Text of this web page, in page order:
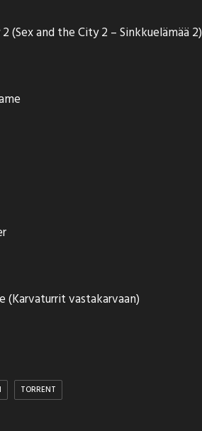
(Sex and the City 2 – Sinkkuelämää 2)
(Karvaturrit vastakarvaan)
TORRENT